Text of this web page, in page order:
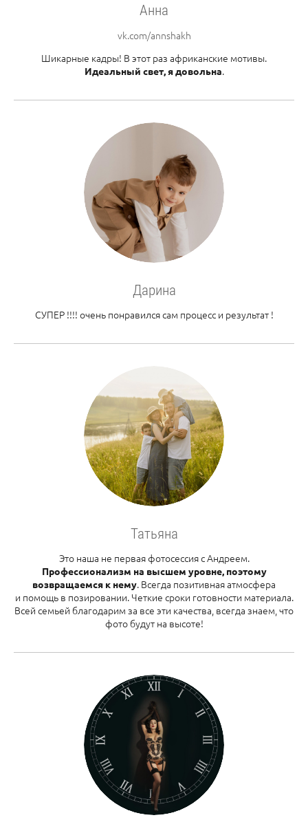
Анна
vk.com/annshakh
Шикарные кадры! В этот раз африканские мотивы.
Идеальный свет, я довольна.
Дарина
СУПЕР !!!! очень понравился сам процесс и результат !
Татьяна
Это наша не первая фотосессия с Андреем.
Профессионализм на высшем уровне, поэтому
возвращаемся к нему. Всегда позитивная атмосфера
и помощь в позировании. Четкие сроки готовности материала.
Всей семьей благодарим за все эти качества, всегда знаем, что
фото будут на высоте!